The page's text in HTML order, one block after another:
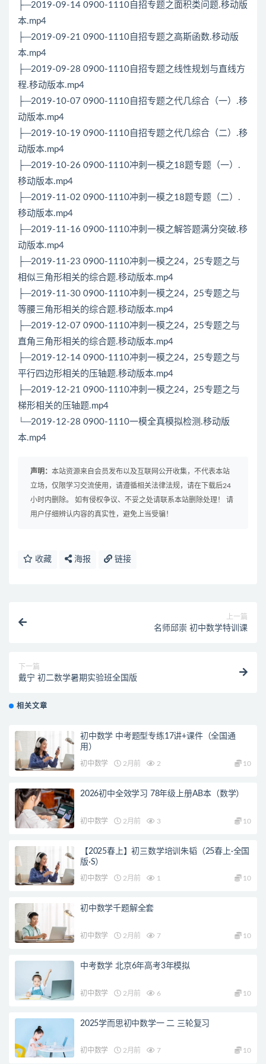
├─2019-09-14 0900-1110自招专题之面积类问题.移动版
本.mp4
├─2019-09-21 0900-1110自招专题之高斯函数.移动版
本.mp4
├─2019-09-28 0900-1110自招专题之线性规划与直线方
程.移动版本.mp4
├─2019-10-07 0900-1110自招专题之代几综合（一）.移
动版本.mp4
├─2019-10-19 0900-1110自招专题之代几综合（二）.移
动版本.mp4
├─2019-10-26 0900-1110冲刺一模之18题专题（一）.
移动版本.mp4
├─2019-11-02 0900-1110冲刺一模之18题专题（二）.
移动版本.mp4
├─2019-11-16 0900-1110冲刺一模之解答题满分突破.移
动版本.mp4
├─2019-11-23 0900-1110冲刺一模之24，25专题之与
相似三角形相关的综合题.移动版本.mp4
├─2019-11-30 0900-1110冲刺一模之24，25专题之与
等腰三角形相关的综合题.移动版本.mp4
├─2019-12-07 0900-1110冲刺一模之24，25专题之与
直角三角形相关的综合题.移动版本.mp4
├─2019-12-14 0900-1110冲刺一模之24，25专题之与
平行四边形相关的压轴题.移动版本.mp4
├─2019-12-21 0900-1110冲刺一模之24，25专题之与
梯形相关的压轴题.mp4
└─2019-12-28 0900-1110一模全真模拟检测.移动版
本.mp4
声明： 本站资源来自会员发布以及互联网公开收集，不代表本站
立场，仅限学习交流使用，请遵循相关法律法规，请在下载后24
小时内删除。 如有侵权争议、不妥之处请联系本站删除处理！ 请
用户仔细辨认内容的真实性，避免上当受骗！
收藏 海报 链接
上一篇
名师邱崇 初中数学特训课
下一篇
戴宁 初二数学暑期实验班全国版
相关文章
初中数学 中考题型专练17讲+课件（全国通
用）
初中数学 2月前 2 10
2026初中全效学习 78年级上册AB本（数学）
初中数学 2月前 3 10
【2025春上】初三数学培训朱韬（25春上·全国
版·S）
初中数学 2月前 1 10
初中数学千题解全套
初中数学 2月前 7 10
中考数学 北京6年高考3年模拟
初中数学 2月前 6 10
2025学而思初中数学一 二 三轮复习
初中数学 2月前 7 10